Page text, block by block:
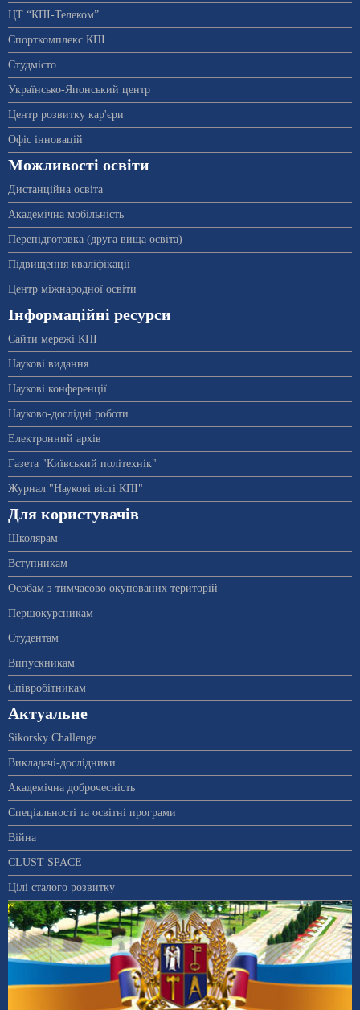
ЦТ “КПІ-Телеком”
Спорткомплекс КПІ
Студмісто
Українсько-Японський центр
Центр розвитку кар'єри
Офіс інновацій
Можливості освіти
Дистанційна освіта
Академічна мобільність
Перепідготовка (друга вища освіта)
Підвищення кваліфікації
Центр міжнародної освіти
Інформаційні ресурси
Сайти мережі КПІ
Наукові видання
Наукові конференції
Науково-дослідні роботи
Електронний архів
Газета "Київський політехнік"
Журнал "Наукові вісті КПІ"
Для користувачів
Школярам
Вступникам
Особам з тимчасово окупованих територій
Першокурсникам
Студентам
Випускникам
Співробітникам
Актуальне
Sikorsky Challenge
Викладачі-дослідники
Академічна доброчесність
Спеціальності та освітні програми
Війна
CLUST SPACE
Цілі сталого розвитку